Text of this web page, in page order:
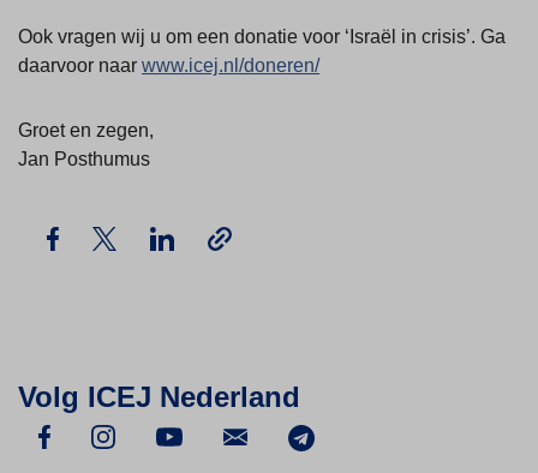
Ook vragen wij u om een donatie voor ‘Israël in crisis’. Ga
daarvoor naar www.icej.nl/doneren/
Groet en zegen,
Jan Posthumus
Volg ICEJ Nederland